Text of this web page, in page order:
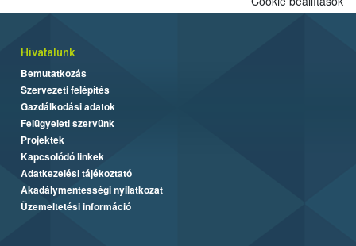
Hivatalunk
Bemutatkozás
Szervezeti felépítés
Gazdálkodási adatok
Felügyeleti szervünk
Projektek
Kapcsolódó linkek
Adatkezelési tájékoztató
Akadálymentességi nyilatkozat
Üzemeltetési információ